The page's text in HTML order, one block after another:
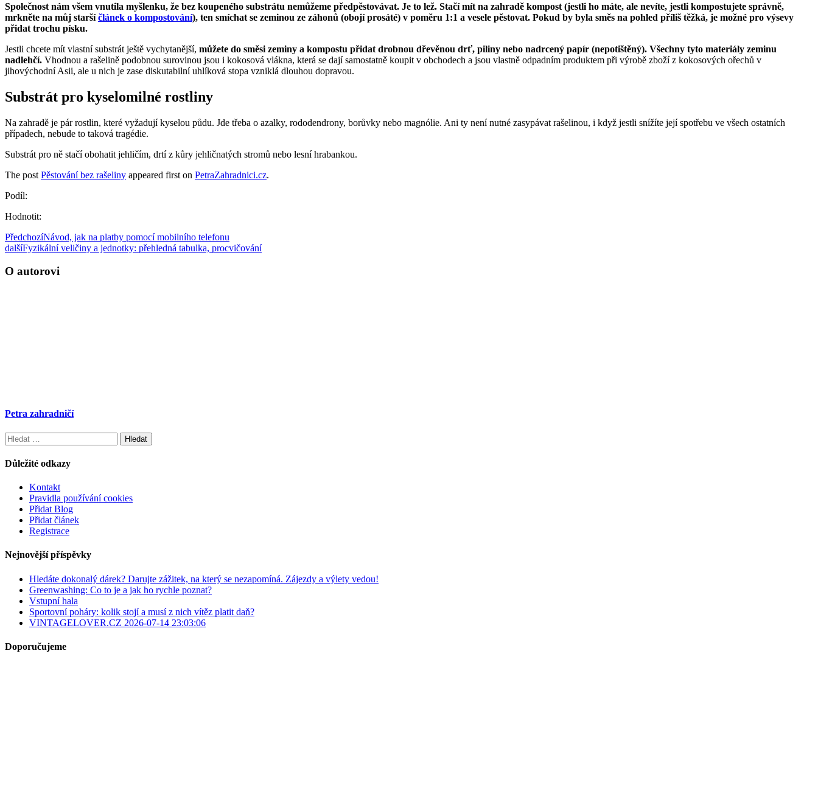
Společnost nám všem vnutila myšlenku, že bez koupeného substrátu nemůžeme předpěstovávat. Je to lež. Stačí mít na zahradě kompost (jestli ho máte, ale nevíte, jestli kompostujete správně,
mrkněte na můj staršíčlánek o kompostování), ten smíchat se zeminou ze záhonů (obojí prosáté) v poměru 1:1 a vesele pěstovat. Pokud by byla směs na pohled příliš těžká, je možné pro výsevy
přidat trochu písku.
Jestli chcete mít vlastní substrát ještě vychytanější, můžete do směsi zeminy a kompostu přidat drobnou dřevěnou drť, piliny nebo nadrcený papír (nepotištěný). Všechny tyto materiály zeminu
nadlehčí. Vhodnou a rašelině podobnou surovinou jsou i kokosová vlákna, která se dají samostatně koupit v obchodech a jsou vlastně odpadním produktem při výrobě zboží z kokosových ořechů v
jihovýchodní Asii, ale u nich je zase diskutabilní uhlíková stopa vzniklá dlouhou dopravou.
Substrát pro kyselomilné rostliny
Na zahradě je pár rostlin, které vyžadují kyselou půdu. Jde třeba o azalky, rododendrony, borůvky nebo magnólie. Ani ty není nutné zasypávat rašelinou, i když jestli snížíte její spotřebu ve všech ostatních
případech, nebude to taková tragédie.
Substrát pro ně stačí obohatit jehličím, drtí z kůry jehličnatých stromů nebo lesní hrabankou.
The post Pěstování bez rašeliny appeared first on PetraZahradnici.cz.
Podíl:
Hodnotit:
PředchozíNávod, jak na platby pomocí mobilního telefonu
dalšíFyzikální veličiny a jednotky: přehledná tabulka, procvičování
O autorovi
Petra zahradničí
Vyhledávání
Důležité odkazy
Kontakt
Pravidla používání cookies
Přidat Blog
Přidat článek
Registrace
Nejnovější příspěvky
Hledáte dokonalý dárek? Darujte zážitek, na který se nezapomíná. Zájezdy a výlety vedou!
Greenwashing: Co to je a jak ho rychle poznat?
Vstupní hala
Sportovní poháry: kolik stojí a musí z nich vítěz platit daň?
VINTAGELOVER.CZ 2026-07-14 23:03:06
Doporučujeme